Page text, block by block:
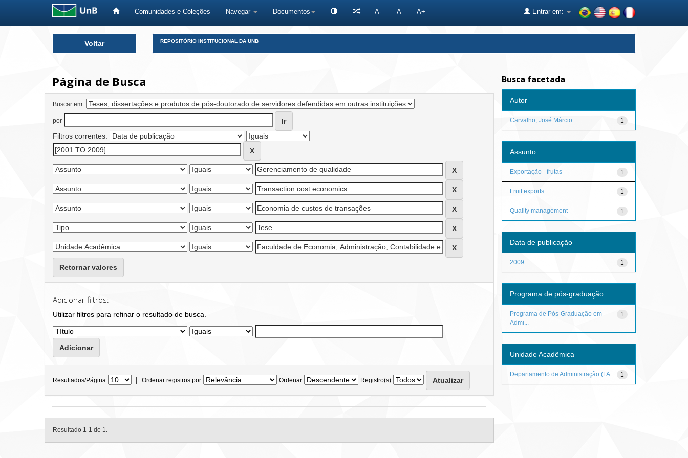
Comunidades e Coleções Navegar Documentos A- A A+ Entrar em:
Voltar REPOSITÓRIO INSTITUCIONAL DA UNB
Página de Busca
Buscar em:
por
Filtros correntes:
Retornar valores
Adicionar filtros:
Utilizar filtros para refinar o resultado de busca.
Resultados/Página | Ordenar registros por Ordenar Registro(s)
Resultado 1-1 de 1.
Busca facetada
Autor
1
Carvalho, José Márcio
Assunto
1
Exportação - frutas
1
Fruit exports
1
Quality management
Data de publicação
1
2009
Programa de pós-graduação
1
Programa de Pós-Graduação em
Admi...
Unidade Acadêmica
1
Departamento de Administração (FA...